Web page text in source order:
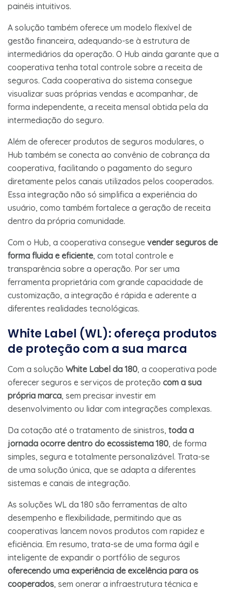
painéis intuitivos.
A solução também oferece um modelo flexível de
gestão financeira, adequando-se à estrutura de
intermediários da operação. O Hub ainda garante que a
cooperativa tenha total controle sobre a receita de
seguros. Cada cooperativa do sistema consegue
visualizar suas próprias vendas e acompanhar, de
forma independente, a receita mensal obtida pela da
intermediação do seguro.
Além de oferecer produtos de seguros modulares, o
Hub também se conecta ao convênio de cobrança da
cooperativa, facilitando o pagamento do seguro
diretamente pelos canais utilizados pelos cooperados.
Essa integração não só simplifica a experiência do
usuário, como também fortalece a geração de receita
dentro da própria comunidade.
Com o Hub, a cooperativa consegue vender seguros de
forma fluida e eficiente, com total controle e
transparência sobre a operação. Por ser uma
ferramenta proprietária com grande capacidade de
customização, a integração é rápida e aderente a
diferentes realidades tecnológicas.
White Label (WL): ofereça produtos
de proteção com a sua marca
Com a solução White Label da 180, a cooperativa pode
oferecer seguros e serviços de proteção com a sua
própria marca, sem precisar investir em
desenvolvimento ou lidar com integrações complexas.
Da cotação até o tratamento de sinistros, toda a
jornada ocorre dentro do ecossistema 180, de forma
simples, segura e totalmente personalizável. Trata-se
de uma solução única, que se adapta a diferentes
sistemas e canais de integração.
As soluções WL da 180 são ferramentas de alto
desempenho e flexibilidade, permitindo que as
cooperativas lancem novos produtos com rapidez e
eficiência. Em resumo, trata-se de uma forma ágil e
inteligente de expandir o portfólio de seguros
oferecendo uma experiência de excelência para os
cooperados, sem onerar a infraestrutura técnica e